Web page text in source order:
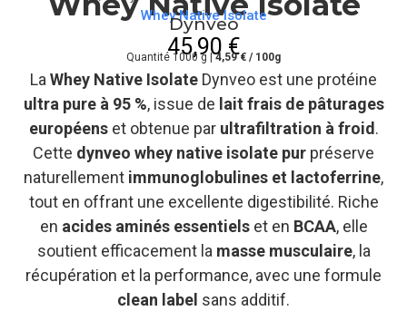
Whey Native Isolate
Dynveo
45,90€
Quantité 1000 g |4,59 € / 100g
LaWhey Native Isolate Dynveo est une protéine
ultra pure à 95 %, issue de lait frais de pâturages
européenset obtenue par ultrafiltration à froid.
Cette dynveo whey native isolate pur préserve
naturellement immunoglobulines et lactoferrine,
tout en offrant une excellente digestibilité. Riche
en acides aminés essentielset en BCAA, elle
soutient efficacement la masse musculaire, la
récupération et la performance, avec une formule
clean label sans additif.